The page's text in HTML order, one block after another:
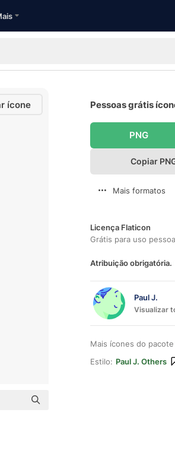
ícone Pessoas grátis
PNG
Copiar
Mais formatos
Licença Flaticon
Grátis para uso
Atribuição obrigatória.
Paul J.
Visualizar
Mais ícones do pacote
Estilo: Paul J. Others